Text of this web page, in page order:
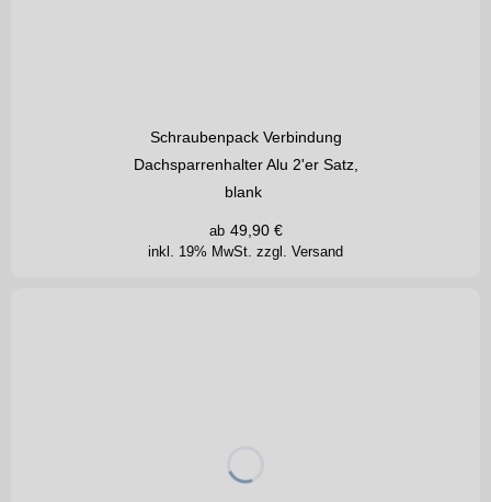
Schraubenpack Verbindung
Dachsparrenhalter Alu 2'er Satz,
blank
inkl. 19% MwSt. zzgl. Versand
ab 49,90€